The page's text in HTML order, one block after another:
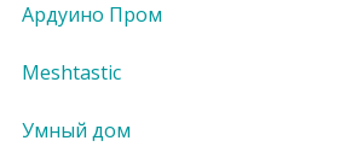
Ардуино Пром
Meshtastic
Умный дом